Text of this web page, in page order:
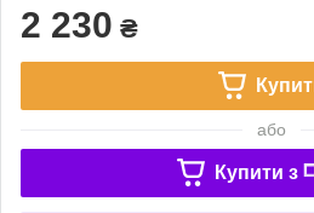
2 230 ₴
або
Купити з